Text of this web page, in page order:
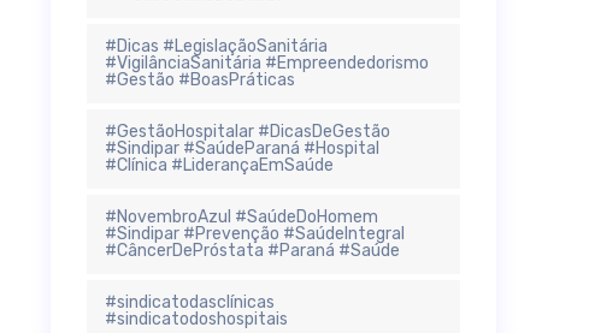
#Dicas #LegislaçãoSanitária
#VigilânciaSanitária #Empreendedorismo
#Gestão #BoasPráticas
#GestãoHospitalar #DicasDeGestão
#Sindipar #SaúdeParaná #Hospital
#Clínica #LiderançaEmSaúde
#NovembroAzul #SaúdeDoHomem
#Sindipar #Prevenção #SaúdeIntegral
#CâncerDePróstata #Paraná #Saúde
#sindicatodasclínicas
#sindicatodoshospitais